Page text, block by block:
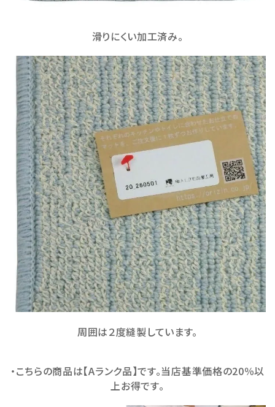
滑りにくい加工済み。
周囲は２度縫製しています。
・こちらの商品は【Aランク品】です。当店基準価格の20％以
上お得です。